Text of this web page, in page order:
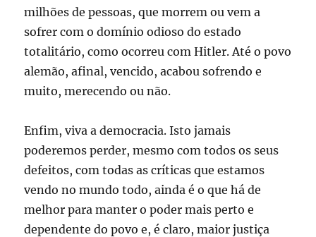
milhões de pessoas, que morrem ou vem a
sofrer com o domínio odioso do estado
totalitário, como ocorreu com Hitler. Até o povo
alemão, afinal, vencido, acabou sofrendo e
muito, merecendo ou não.
Enfim, viva a democracia. Isto jamais
poderemos perder, mesmo com todos os seus
defeitos, com todas as críticas que estamos
vendo no mundo todo, ainda é o que há de
melhor para manter o poder mais perto e
dependente do povo e, é claro, maior justiça